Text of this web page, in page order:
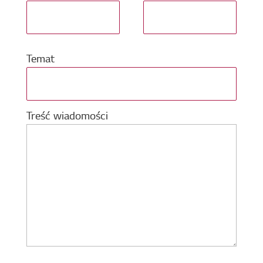
Temat
Treść wiadomości